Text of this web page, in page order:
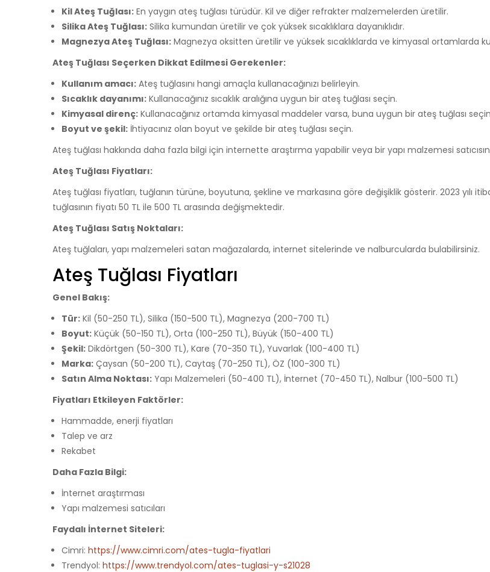
Kil Ateş Tuğlası: En yaygın ateş tuğlası türüdür. Kil ve diğer refrakter malzemelerden üretilir.
Silika Ateş Tuğlası: Silika kumundan üretilir ve çok yüksek sıcaklıklara dayanıklıdır.
Magnezya Ateş Tuğlası: Magnezya oksitten üretilir ve yüksek sıcaklıklarda ve kimyasal ortamlarda
Ateş Tuğlası Seçerken Dikkat Edilmesi Gerekenler:
Kullanım amacı: Ateş tuğlasını hangi amaçla kullanacağınızı belirleyin.
Sıcaklık dayanımı: Kullanacağınız sıcaklık aralığına uygun bir ateş tuğlası seçin.
Kimyasal direnç: Kullanacağınız ortamda kimyasal maddeler varsa, buna uygun bir ateş tuğlası
Boyut ve şekil: İhtiyacınız olan boyut ve şekilde bir ateş tuğlası seçin.
Ateş tuğlası hakkında daha fazla bilgi için internette araştırma yapabilir veya bir yapı malzemesi
Ateş Tuğlası Fiyatları:
Ateş tuğlası fiyatları, tuğlanın türüne, boyutuna, şekline ve markasına göre değişiklik gösterir. 2023 yılı
tuğlasının fiyatı 50 TL ile 500 TL arasında değişmektedir.
Ateş Tuğlası Satış Noktaları:
Ateş tuğlaları, yapı malzemeleri satan mağazalarda, internet sitelerinde ve nalburcularda bulabilirsiniz.
Ateş Tuğlası Fiyatları
Genel Bakış:
Tür: Kil (50-250 TL), Silika (150-500 TL), Magnezya (200-700 TL)
Boyut: Küçük (50-150 TL), Orta (100-250 TL), Büyük (150-400 TL)
Şekil: Dikdörtgen (50-300 TL), Kare (70-350 TL), Yuvarlak (100-400 TL)
Marka: Çaysan (50-200 TL), Caytaş (70-250 TL), ÖZ (100-300 TL)
Satın Alma Noktası: Yapı Malzemeleri (50-400 TL), İnternet (70-450 TL), Nalbur (100-500 TL)
Fiyatları Etkileyen Faktörler:
Hammadde, enerji fiyatları
Talep ve arz
Rekabet
Daha Fazla Bilgi:
İnternet araştırması
Yapı malzemesi satıcıları
Faydalı İnternet Siteleri:
Cimri: https://www.cimri.com/ates-tugla-fiyatlari
Trendyol: https://www.trendyol.com/ates-tuglasi-y-s21028